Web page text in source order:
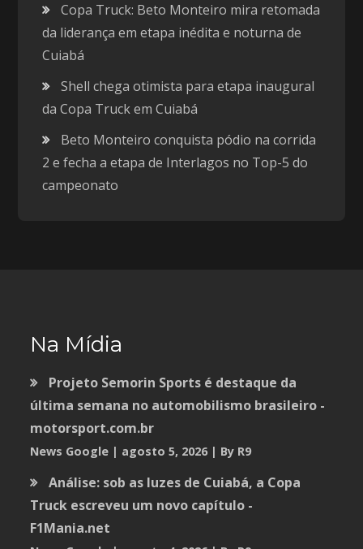
Copa Truck: Beto Monteiro mira retomada
da liderança em etapa inédita e noturna de
Cuiabá
Shell chega otimista para etapa inaugural
da Copa Truck em Cuiabá
Beto Monteiro conquista pódio na corrida
2 e fecha a etapa de Interlagos no Top-5 do
campeonato
Na Mídia
Projeto Semorin Sports é destaque da
última semana no automobilismo brasileiro -
motorsport.com.br
News Google agosto 5, 2026 By R9
Análise: sob as luzes de Cuiabá, a Copa
Truck escreveu um novo capítulo -
F1Mania.net